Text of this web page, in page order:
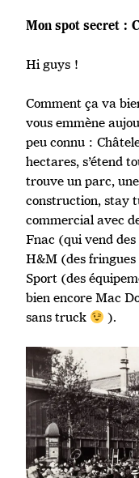
Mon spot secret :
Hi guys !
Comment ça va
vous emmène
peu connu :
hectares, s’étend
trouve un parc,
construction, stay
commercial avec
Fnac (qui vend
H&M (des
Sport (des
bien encore Mac
sans truck
).